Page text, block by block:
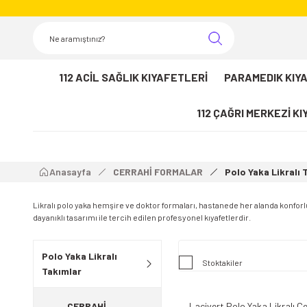
112 ACİL SAĞLIK KIYAFETLERİ PARAMEDIK
112 ÇAĞRI MERKEZİ
Anasayfa CERRAHİ FORMALAR Polo Yaka Likralı
Likralı polo yaka hemşire ve doktor formaları, hastanede her alanda
dayanıklı tasarımı ile tercih edilen profesyonel kıyafetlerdir.
Polo Yaka Likralı
Takımlar
Stoktakiler